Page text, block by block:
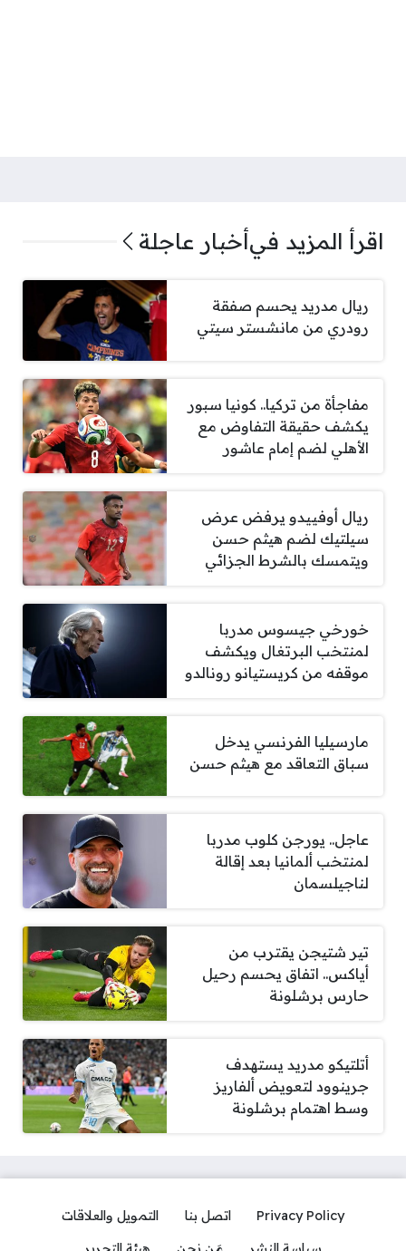
اقرأ المزيد فيأخبار عاجلة
ريال مدريد يحسم صفقة
رودري من مانشستر سيتي
مفاجأة من تركيا.. كونيا سبور
يكشف حقيقة التفاوض مع
الأهلي لضم إمام عاشور
ريال أوفييدو يرفض عرض
سيلتيك لضم هيثم حسن
ويتمسك بالشرط الجزائي
خورخي جيسوس مدربا
لمنتخب البرتغال ويكشف
موقفه من كريستيانو رونالدو
مارسيليا الفرنسي يدخل
سباق التعاقد مع هيثم حسن
عاجل.. يورجن كلوب مدربا
لمنتخب ألمانيا بعد إقالة
لناجيلسمان
تير شتيجن يقترب من
أياكس.. اتفاق يحسم رحيل
حارس برشلونة
أتلتيكو مدريد يستهدف
جرينوود لتعويض ألفاريز
وسط اهتمام برشلونة
Privacy Policy اتصل بنا
التمويل والعلاقات